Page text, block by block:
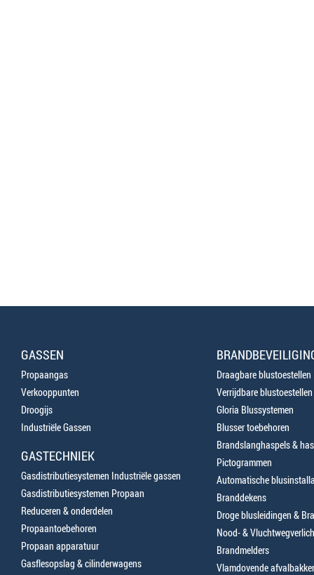
GASSEN
Propaangas
Verkooppunten
Droogijs
Industriële Gassen
GASTECHNIEK
Gasdistributiesystemen Industriële gassen
Gasdistributiesystemen Propaan
Reduceren & onderdelen
Propaantoebehoren
Propaan apparatuur
Gasflesopslag & cilinderwagens
Draagbare blustoestellen
Verrijdbare blustoestellen
Gloria Blussystemen
Blusser toebehoren
Brandslanghaspels &
Pictogrammen
Automatische
Branddekens
Droge blusleidingen &
Nood- &
Brandmelders
Vlamdovende